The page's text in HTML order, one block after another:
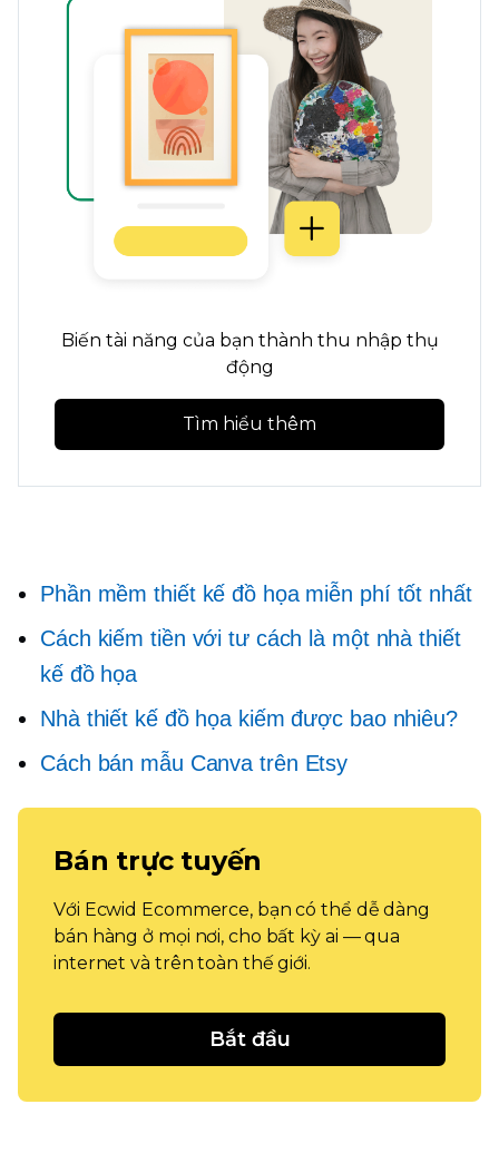
Biến tài năng của bạn thành thu nhập thụ
động
Tìm hiểu thêm
Phần mềm thiết kế đồ họa miễn phí tốt nhất
Cách kiếm tiền với tư cách là một nhà thiết
kế đồ họa
Nhà thiết kế đồ họa kiếm được bao nhiêu?
Cách bán mẫu Canva trên Etsy
Bán trực tuyến
Với Ecwid Ecommerce, bạn có thể dễ dàng
bán hàng ở mọi nơi, cho bất kỳ ai — qua
internet và trên toàn thế giới.
Bắt đầu